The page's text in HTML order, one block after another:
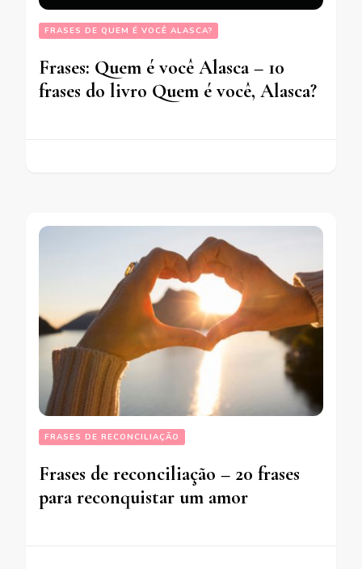
FRASES DE QUEM É VOCÊ ALASCA?
Frases: Quem é você Alasca – 10
frases do livro Quem é você, Alasca?
FRASES DE RECONCILIAÇÃO
Frases de reconciliação – 20 frases
para reconquistar um amor